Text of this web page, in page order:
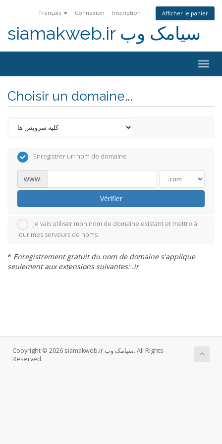
Français Connexion Inscription Afficher le panier
siamakweb.ir سیامک وب
Choisir un domaine...
Enregistrer un nom de domaine
www.
Vérifier
Je vais utiliser mon nom de domaine existant et mettre à
jour mes serveurs de noms
* Enregistrement gratuit du nom de domaine s'applique
seulement aux extensions suivantes: .ir
Copyright © 2026 siamakweb.ir سیامک وب. All Rights
Reserved.